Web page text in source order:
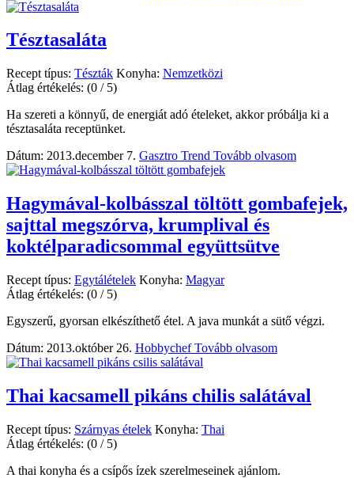
Tésztasaláta
Recept típus: Tészták Konyha: Nemzetközi
Átlag értékelés: (0 / 5)
Ha szereti a könnyű, de energiát adó ételeket, akkor próbálja ki a
tésztasaláta receptünket.
Dátum: 2013.december 7. Gasztro Trend Tovább olvasom
Hagymával-kolbásszal töltött gombafejek,
sajttal megszórva, krumplival és
koktélparadicsommal együttsütve
Recept típus: Egytálételek Konyha: Magyar
Átlag értékelés: (0 / 5)
Egyszerű, gyorsan elkészíthető étel. A java munkát a sütő végzi.
Dátum: 2013.október 26. HobbychefTovább olvasom
Thai kacsamell pikáns chilis salátával
Recept típus: Szárnyas ételek Konyha: Thai
Átlag értékelés: (0 / 5)
A thai konyha és a csípős ízek szerelmeseinek ajánlom.